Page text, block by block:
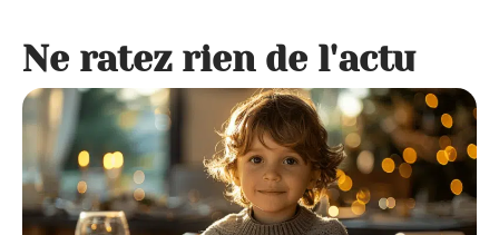
Ne ratez rien de l'actu